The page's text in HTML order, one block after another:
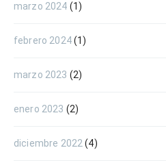
marzo 2024 (1)
febrero 2024(1)
marzo 2023 (2)
enero 2023 (2)
diciembre 2022(4)